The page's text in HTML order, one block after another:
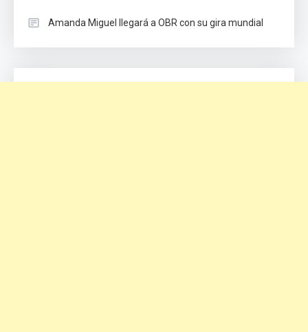
Amanda Miguel llegará a OBR con su gira mundial